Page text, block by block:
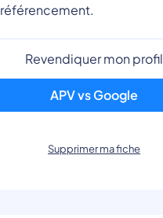
référencement.
Revendiquer mon profil
APV vs Google
Supprimer ma fiche